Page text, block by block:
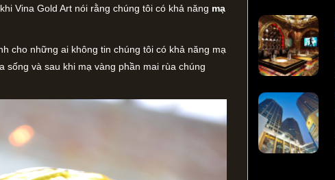
Vina Gold Art nói rằng chúng tôi có khả năng mạ
cho những ai không tin chúng tôi có khả năng mạ
sống và sau khi mạ vàng phần mai rùa chúng